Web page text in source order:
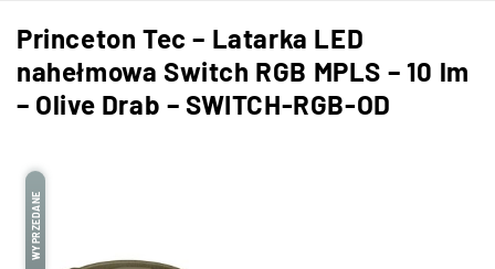
Princeton Tec – Latarka LED
nahełmowa Switch RGB MPLS – 10 lm
– Olive Drab – SWITCH-RGB-OD
WYPRZEDANE